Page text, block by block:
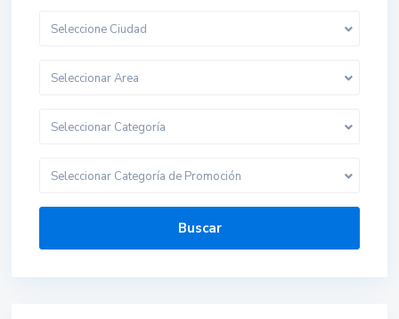
Seleccione Ciudad
Seleccionar Area
Seleccionar Categoría
Seleccionar Categoría de Promoción
Buscar